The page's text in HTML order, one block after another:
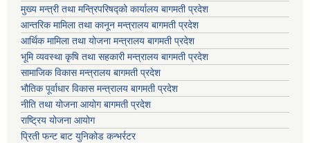
मुख्य मन्त्री तथा मन्त्रिपरिषद्को कार्यालय बागमती प्रदेश
आन्तरिक मामिला तथा कानून मन्त्रालय बागमती प्रदेश
आर्थिक मामिला तथा योजना मन्त्रालय बागमती प्रदेश
भूमि व्यवस्था कृषि तथा सहकारी मन्त्रालय बागमती प्रदेश
सामाजिक विकास मन्त्रालय बागमती प्रदेश
भौतिक पूर्वाधार विकास मन्त्रालय बागमती प्रदेश
नीति तथा योजना आयोग बागमती प्रदेश
राष्ट्रिय योजना आयोग
प्रिती फन्ट बाट युनिकोड कन्भर्रटर